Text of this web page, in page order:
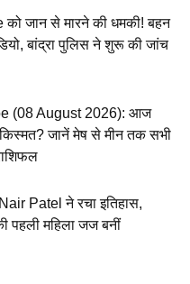
जान से मारने की धमकी! बहन
बांद्रा पुलिस ने शुरू की जांच
(08 August 2026): आज
जानें मेष से मीन तक सभी
Patel ने रचा इतिहास,
पहली महिला जज बनीं